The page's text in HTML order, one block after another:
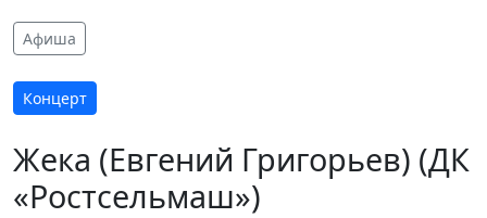
Афиша
Концерт
Жека (Евгений Григорьев) (ДК
«Ростсельмаш»)